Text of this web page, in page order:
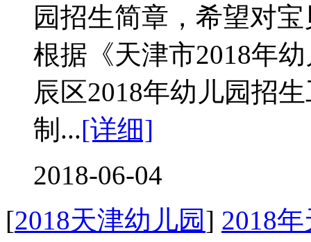
园招生简章，希望对
根据《天津市2018年
辰区2018年幼儿园招
制...[详细]
2018-06-04
[2018天津幼儿园] 2018